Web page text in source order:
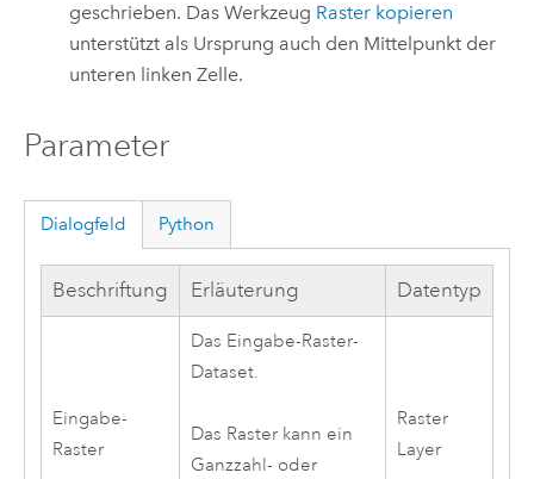
geschrieben. Das Werkzeug Raster kopieren
unterstützt als Ursprung auch den Mittelpunkt der
unteren linken Zelle.
Parameter
Dialogfeld Python
Beschriftung Erläuterung Datentyp
Eingabe-
Raster
Das Eingabe-Raster-
Dataset.
Das Raster kann ein
Ganzzahl- oder
Raster
Layer